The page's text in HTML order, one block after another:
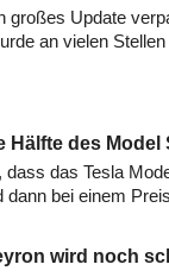
großes Update
an vielen Stellen
Hälfte des Model
das Tesla
bei einem
wird noch